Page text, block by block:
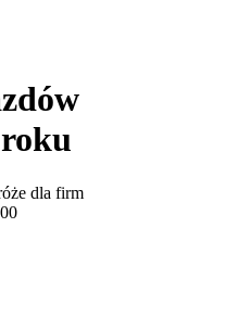
dla firm